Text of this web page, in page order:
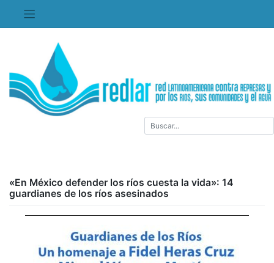
contenido
«En México defender los ríos cuesta la vida»: 14
guardianes de los ríos asesinados